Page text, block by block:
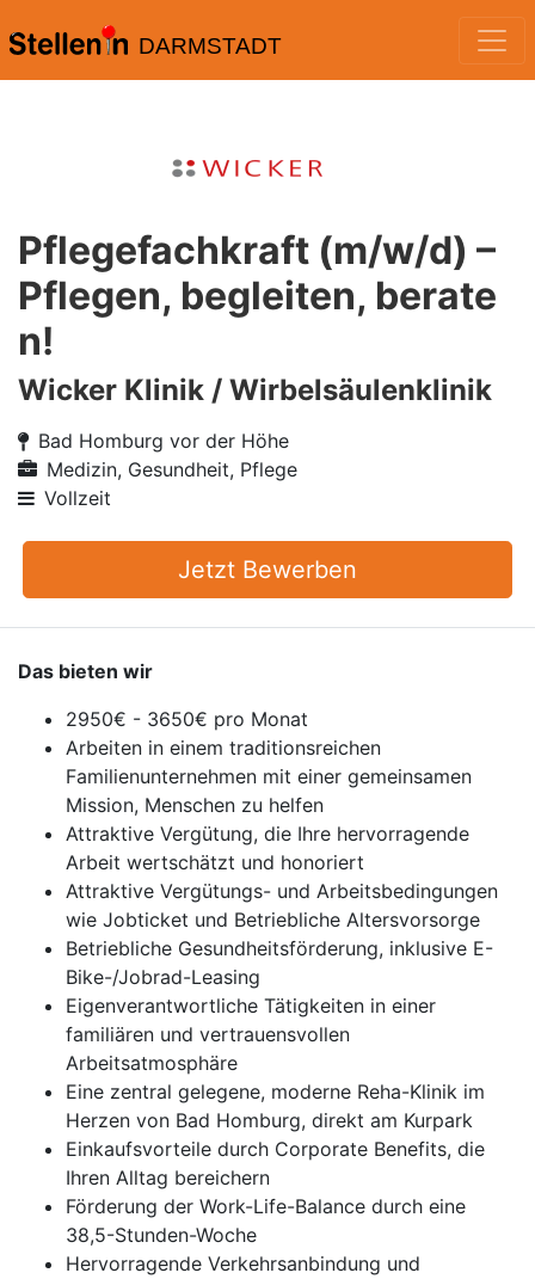
DARMSTADT
Pflegefachkraft (m/w/d) –
Pflegen, begleiten, berate
n!
Wicker Klinik / Wirbelsäulenklinik
Bad Homburg vor der Höhe
Medizin, Gesundheit, Pflege
Vollzeit
Jetzt Bewerben
Das bieten wir
2950€ - 3650€ pro Monat
Arbeiten in einem traditionsreichen
Familienunternehmen mit einer gemeinsamen
Mission, Menschen zu helfen
Attraktive Vergütung, die Ihre hervorragende
Arbeit wertschätzt und honoriert
Attraktive Vergütungs- und Arbeitsbedingungen
wie Jobticket und Betriebliche Altersvorsorge
Betriebliche Gesundheitsförderung, inklusive E-
Bike-/Jobrad-Leasing
Eigenverantwortliche Tätigkeiten in einer
familiären und vertrauensvollen
Arbeitsatmosphäre
Eine zentral gelegene, moderne Reha-Klinik im
Herzen von Bad Homburg, direkt am Kurpark
Einkaufsvorteile durch Corporate Benefits, die
Ihren Alltag bereichern
Förderung der Work-Life-Balance durch eine
38,5-Stunden-Woche
Hervorragende Verkehrsanbindung und